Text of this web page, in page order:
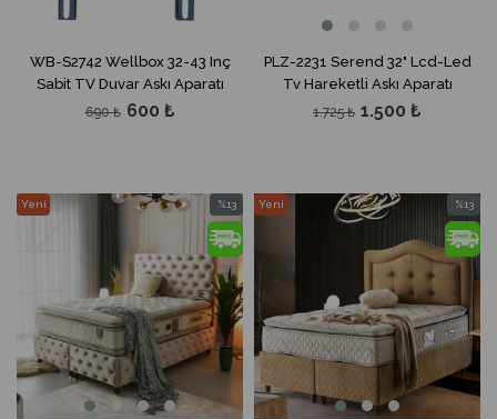
WB-S2742 Wellbox 32-43 Inç
Sabit TV Duvar Askı Aparatı
600 ₺
690 ₺
PLZ-2231 Serend 32" Lcd-Led
Tv Hareketli Askı Aparatı
1.500 ₺
1.725 ₺
%13
İndirim
%13İndirim
Yeni
%13
İndirim
Yeni